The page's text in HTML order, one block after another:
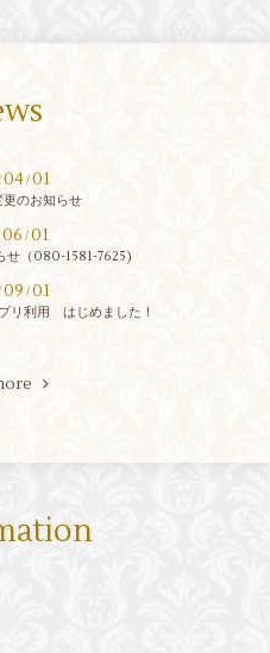
04/01
のお知らせ
06 /01
せ（080-1581-7625)
09 /01
リ利用 はじめました！